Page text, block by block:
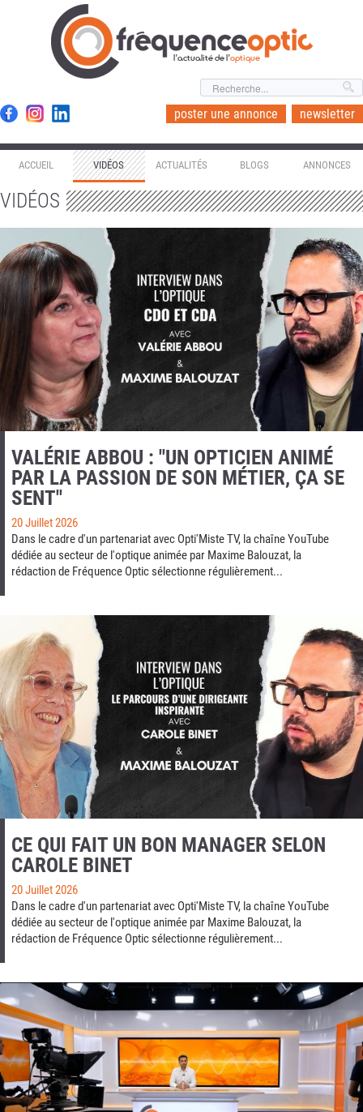
l'actualité de l'optique
poster une annonce newsletter
ACCUEIL VIDÉOS ACTUALITÉS BLOGS ANNONCES
VIDÉOS
VALÉRIE ABBOU : "UN OPTICIEN ANIMÉ
PAR LA PASSION DE SON MÉTIER, ÇA SE
SENT"
20 Juillet 2026
Dans le cadre d'un partenariat avec Opti'Miste TV, la chaîne YouTube
dédiée au secteur de l'optique animée par Maxime Balouzat, la
rédaction de Fréquence Optic sélectionne régulièrement...
CE QUI FAIT UN BON MANAGER SELON
CAROLE BINET
20 Juillet 2026
Dans le cadre d'un partenariat avec Opti'Miste TV, la chaîne YouTube
dédiée au secteur de l'optique animée par Maxime Balouzat, la
rédaction de Fréquence Optic sélectionne régulièrement...